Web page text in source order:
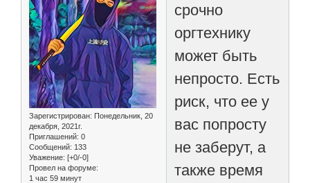
Зарегистрирован: Понедельник, 20
декабря, 2021г.
Приглашений: 0
Сообщений: 133
Уважение: [+0/-0]
Провел на форуме:
1 час 59 минут
срочно
оргтехнику
может быть
непросто. Есть
риск, что ее у
вас попросту
не заберут, а
также время